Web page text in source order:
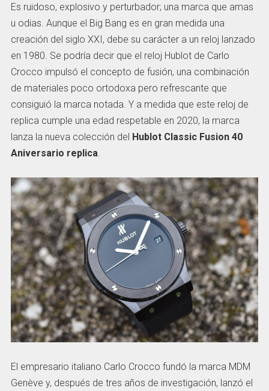
Es ruidoso, explosivo y perturbador; una marca que amas
u odias. Aunque el Big Bang es en gran medida una
creación del siglo XXI, debe su carácter a un reloj lanzado
en 1980. Se podría decir que el reloj Hublot de Carlo
Crocco impulsó el concepto de fusión, una combinación
de materiales poco ortodoxa pero refrescante que
consiguió la marca notada. Y a medida que este reloj de
replica cumple una edad respetable en 2020, la marca
lanza la nueva colección del Hublot Classic Fusion 40
Aniversario replica
El empresario italiano Carlo Crocco fundó la marca MDM
Genève y, después de tres años de investigación, lanzó el